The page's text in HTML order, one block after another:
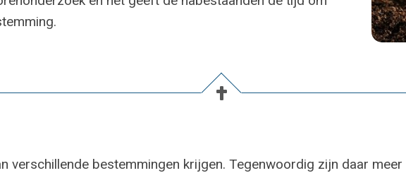
verschillende bestemmingen krijgen. Tegenwoordig zijn daar